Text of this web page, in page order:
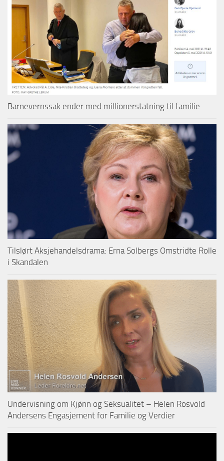
Barnevernssak ender med millionerstatning til familie
Tilslørt Aksjehandelsdrama: Erna Solbergs Omstridte Rolle
i Skandalen
Undervisning om Kjønn og Seksualitet – Helen Rosvold
Andersens Engasjement for Familie og Verdier